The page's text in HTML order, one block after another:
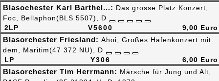
V5600
2LP
Blasochester Karl Barthel...: Das grosse Platz Konzert,
Foc, Bellaphon(BLS 5507), D
9,00 Euro
Y306
LP
Blasorchester Friesland: Ahoi, Großes Hafenkonzert mit
dem, Maritim(47 372 NU), D
6,00 Euro
Blasorchester Tim Herrmann: Märsche für Jung und Alt,